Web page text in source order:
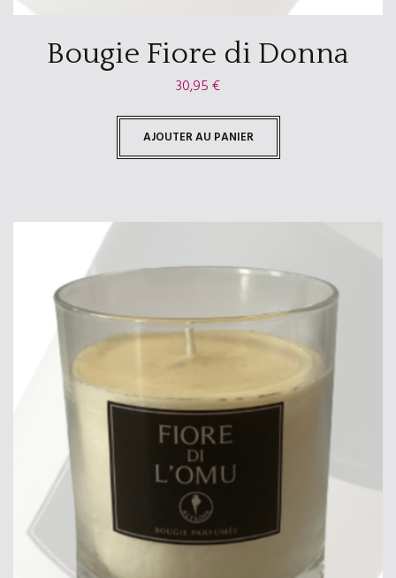
Bougie Fiore di Donna
30,95€
AJOUTER AU PANIER